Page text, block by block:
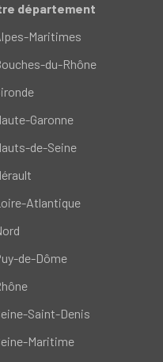
département
Maritimes
du-Rhône
Garonne
de-Seine
Atlantique
de-Dôme
Saint-Denis
Maritime